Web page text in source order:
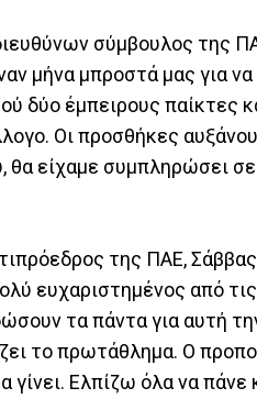
σύμβουλος της
μήνα μπροστά μας για
δύο έμπειρους παίκτες
Οι προσθήκες
θα είχαμε συμπληρώσει
της ΠΑΕ,
ευχαριστημένος από
τα πάντα για αυτή
το πρωτάθλημα. Ο
γίνει. Ελπίζω όλα να πάνε